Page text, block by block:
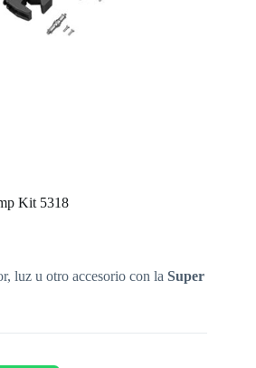
Kit 5318
luz u otro accesorio con la Super